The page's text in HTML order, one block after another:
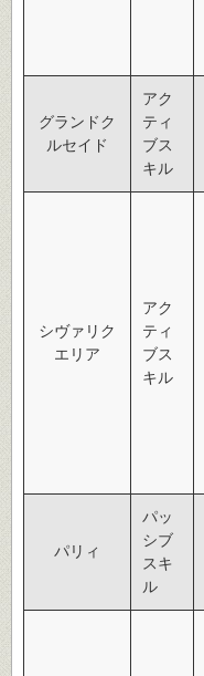
グランドク
ルセイド
アク
ティ
ブス
キル
シヴァリク
エリア
アク
ティ
ブス
キル
パリィ
パッ
シブ
スキ
ル